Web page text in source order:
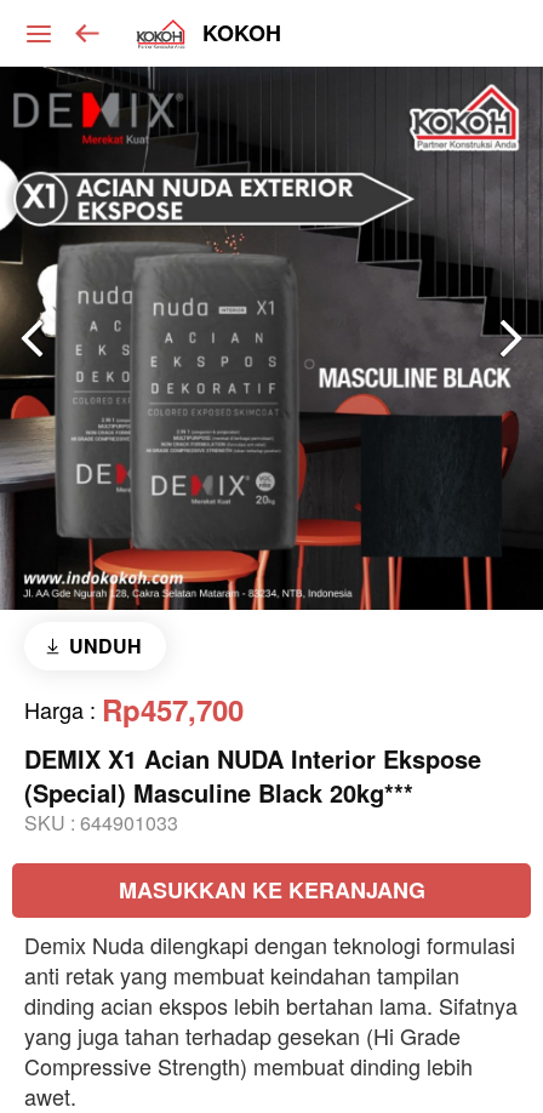
KOKOH
UNDUH
Harga : Rp457,700
DEMIX X1 Acian NUDA Interior Ekspose
(Special) Masculine Black 20kg***
SKU : 644901033
MASUKKAN KE KERANJANG
Demix Nuda dilengkapi dengan teknologi formulasi
anti retak yang membuat keindahan tampilan
dinding acian ekspos lebih bertahan lama. Sifatnya
yang juga tahan terhadap gesekan (Hi Grade
Compressive Strength) membuat dinding lebih
awet.